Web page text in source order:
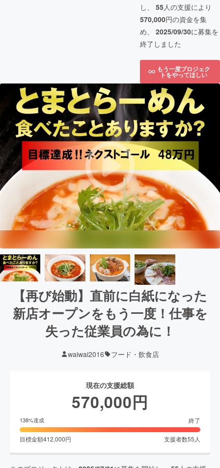
し、 55人の支援により
570,000円の資金を集
め、 2025/09/30に募集を
終了しました
もう一度プロジェク
トをやってほしい
【再び始動】直前に白紙になった
新店オープンをもう一度！仕事を
失った従業員の為に！
waiwai2016 フード・飲食店
現在の支援総額
570,000円
138%達成 終了
目標金額412,000円 支援者数55 人